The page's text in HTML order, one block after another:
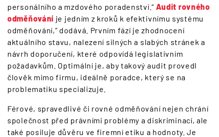
personálního a mzdového poradenství.“ Audit rovného
odměňování je jedním z kroků k efektivnímu systému
odměňování,” dodává. Prvním fází je zhodnocení
aktuálního stavu, nalezení silných a slabých stránek a
návrh doporučení, které odpovídá legislativním
požadavkům. Optimální je, aby takový audit provedl
člověk mimo firmu, ideálně poradce, který se na
problematiku specializuje.
Férové, spravedlivé či rovné odměňování nejen chrání
společnost před právními problémy a diskriminací, ale
také posiluje důvěru ve firemní etiku a hodnoty. Je